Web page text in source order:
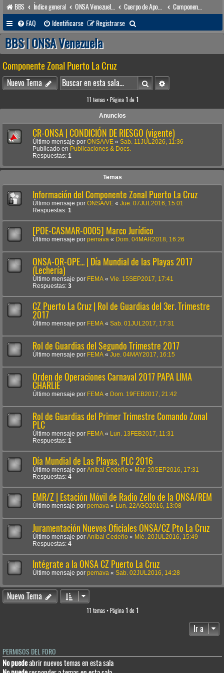
BBS Índice general
FAQ
Identificarse Registrarse
u
a
r
BBS | ONSA Venezuela
Componente Zonal Puerto La Cruz
Nuevo Tema BuscarBúsqueda avanzada
11 temas • Página 1 de 1
Anuncios
CR-ONSA | CONDICIÓN DE RIESGO (vigente)
Último mensaje por ONSA/VE « Sab. 11JUL2026, 11:36
Publicado en Publicaciones & Docs.
Respuestas: 1
Temas
Información del Componente Zonal Puerto La Cruz
Último mensaje por ONSA/VE « Jue. 07JUL2016, 15:01
Respuestas: 1
[POE-CASMAR-0005] Marco Jurídico
Último mensaje por pemava « Dom. 04MAR2018, 16:26
ONSA-OR-OPE... | Día Mundial de las Playas 2017
(Lechería)
Último mensaje por FEMA « Vie. 15SEP2017, 17:41
Respuestas: 3
CZ Puerto La Cruz | Rol de Guardias del 3er. Trimestre
2017
Último mensaje por FEMA « Sab. 01JUL2017, 17:31
Rol de Guardias del Segundo Trimestre 2017
Último mensaje por FEMA « Jue. 04MAY2017, 16:15
Orden de Operaciones Carnaval 2017 PAPA LIMA
CHARLIE
Último mensaje por FEMA « Dom. 19FEB2017, 21:42
Rol de Guardias del Primer Trimestre Comando Zonal
PLC
Último mensaje por FEMA «
Lun. 13FEB2017, 11:31
Respuestas: 1
Día Mundial de Las Playas, PLC 2016
Último mensaje por Anibal Cedeño « Mar. 20SEP2016, 17:31
Respuestas: 4
EMR/Z | Estación Móvil de Radio Zello de la ONSA/REM
Último mensaje por pemava « Lun. 22AGO2016, 13:08
Juramentación Nuevos Oficiales ONSA/CZ Pto La Cruz
Último mensaje por Anibal Cedeño « Mié. 20JUL2016, 15:49
Respuestas: 4
Intégrate a la ONSA CZ Puerto La Cruz
Último mensaje por pemava « Sab. 02JUL2016, 14:28
Nuevo Tema
11 temas • Página 1 de 1
Ir a
PERMISOS DEL FORO
No puedeabrir nuevos temas en esta sala